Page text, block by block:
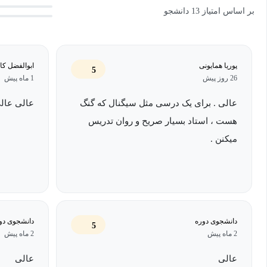
منابع آموزش: این آموزش مطابق با منابع معتبر مانند کتاب‌های آلن
پیش نیازهای این آموزش، آموزش ریاضیات پایه و آموزش ریاضی
امید است در پایان این دوره آموزشی، مخاطبین عزیز دید خوبی
باشند و گام اول خود یعنی آموزش این درس را به خوبی سپری کنند و
نمره قابل قبولی را کسب نمایند.
بر اساس امتیاز 13 دانشجو
پوریا همایونی
26 روز پیش
5
عالی . برای یک درسی مثل سیگنال که گنگ
هست ، استاد بسیار صریح و روان تدریس
میکنن .
ابوالفضل
1 ماه پیش
عالی
دانشجوی دوره
2 ماه پیش
5
عالی
دانشجوی
2 ماه پیش
عالی